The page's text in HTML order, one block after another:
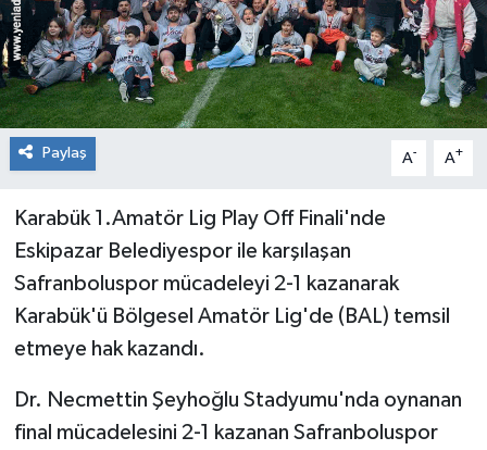
Paylaş A- A+
Karabük 1.Amatör Lig Play Off Finali'nde
Eskipazar Belediyespor ile karşılaşan
Safranboluspor mücadeleyi 2-1 kazanarak
Karabük'ü Bölgesel Amatör Lig'de (BAL) temsil
etmeye hak kazandı.
Dr. Necmettin Şeyhoğlu Stadyumu'nda oynanan
final mücadelesini 2-1 kazanan Safranboluspor
Künye